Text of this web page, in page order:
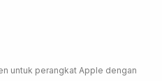
untuk perangkat Apple dengan